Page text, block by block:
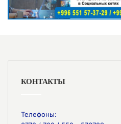
КОНТАКТЫ
Телефоны: